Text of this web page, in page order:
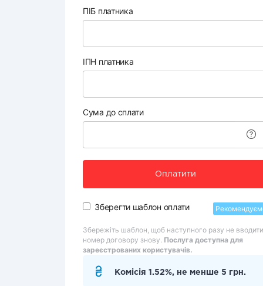
ПІБ платника
ІПН платника
Сума до сплати
Оплатити
Зберегти шаблон оплати
Збережіть шаблон, щоб наступного разу не вводити
номер договору знову. Послуга доступна для
зареєстрованих користувачів.
Комісія 1.52%, не менше 5 грн.